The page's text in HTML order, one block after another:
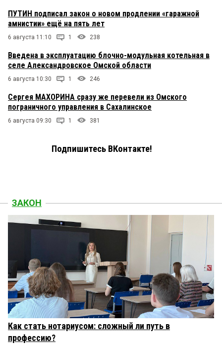
ПУТИН подписал закон о новом продлении «гаражной
амнистии» ещё на пять лет
6 августа 11:10 1 238
Введена в эксплуатацию блочно-модульная котельная в
селе Александровское Омской области
6 августа 10:30 1 246
Сергея МАХОРИНА сразу же перевели из Омского
пограничного управления в Сахалинское
6 августа 09:30 1 381
Подпишитесь ВКонтакте!
ЗАКОН
Как стать нотариусом: сложный ли путь в
профессию?